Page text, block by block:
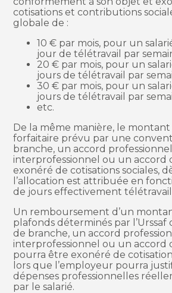
cotisations et contributions
globale de :
10 € par mois, pour un
jour de télétravail par
20 € par mois, pour un
jours de télétravail par
30 € par mois, pour un
jours de télétravail par
etc.
De la même manière, le montant
forfaitaire prévu par une
branche, un accord
interprofessionnel ou un accord
exonéré de cotisations sociales,
l’allocation est attribuée en
de jours effectivement
Un remboursement d’un
plafonds déterminés par l’Urssaf
de branche, un accord
interprofessionnel ou un accord
pourra être exonéré de
lors que l’employeur pourra
dépenses professionnelles
par le salarié.